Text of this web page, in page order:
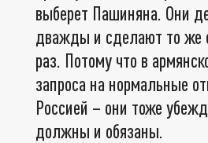
выберет Пашиняна. Они
дважды и сделают то же
раз. Потому что в
запроса на нормальные
Россией – они тоже
должны и обязаны.